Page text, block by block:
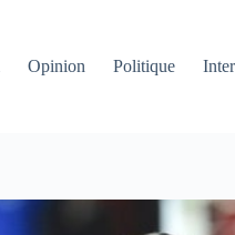
Opinion Politique